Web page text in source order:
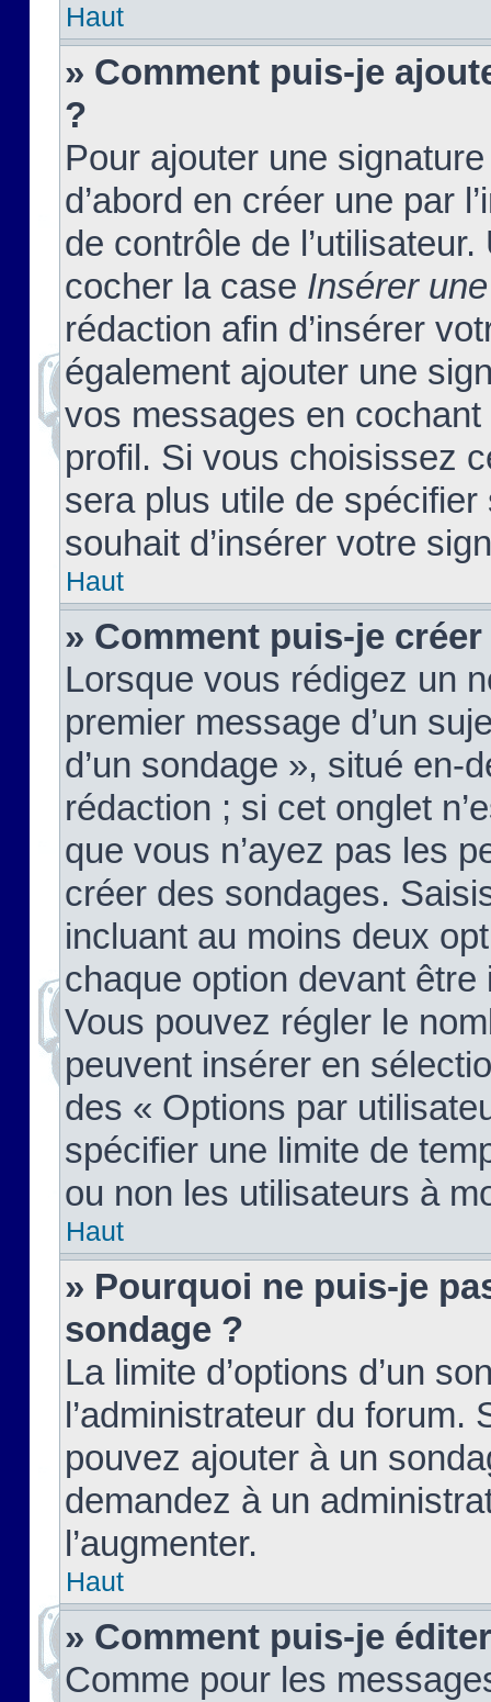
Haut
» Comment puis-je
?
Pour ajouter une
d’abord en créer une par
de contrôle de
cocher la case Insérer
rédaction afin d’insérer
également ajouter une
vos messages en
profil. Si vous choisissez
sera plus utile de
souhait d’insérer votre
Haut
» Comment puis-je
Lorsque vous rédigez un
premier message d’un
d’un sondage », situé en-
rédaction ; si cet onglet
que vous n’ayez pas les
créer des sondages.
incluant au moins deux
chaque option devant
Vous pouvez régler le
peuvent insérer en
des « Options par
spécifier une limite de
ou non les utilisateurs à
Haut
» Pourquoi ne puis-je
sondage ?
La limite d’options d’un
l’administrateur du forum.
pouvez ajouter à un
demandez à un
l’augmenter.
Haut
» Comment puis-je
Comme pour les